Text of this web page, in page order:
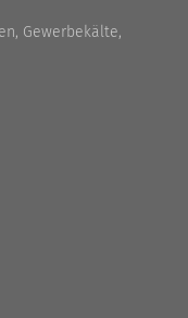
Gewerbekälte,